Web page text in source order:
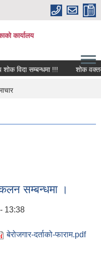
कार्यालय
स्थानीय शोक विदा सम्बन्धमा !!! शोक वक्तव्य
सम्बन्धमा ।
13:38
बेरोजगार-दर्ताको-फाराम.pdf